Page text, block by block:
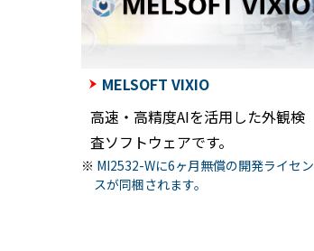
MELSOFT VIXIO
高速・高精度AIを活用した外観検
査ソフトウェアです。
MI2532-Wに6ヶ月無償の開発ライセン
スが同梱されます。